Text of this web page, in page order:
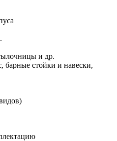
и др.
барные стойки и навески,